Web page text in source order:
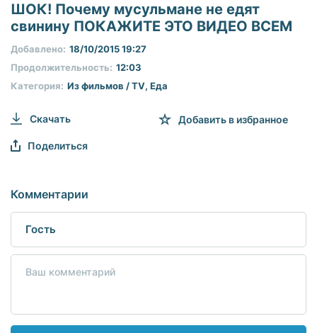
seconds
ШОК! Почему мусульмане не едят
свинину ПОКАЖИТЕ ЭТО ВИДЕО ВСЕМ
Категория: Из фильмов / TV, Еда
Продолжительность: 12:03
Добавлено: 18/10/2015 19:27
Скачать Добавить в избранное
Поделиться
Комментарии